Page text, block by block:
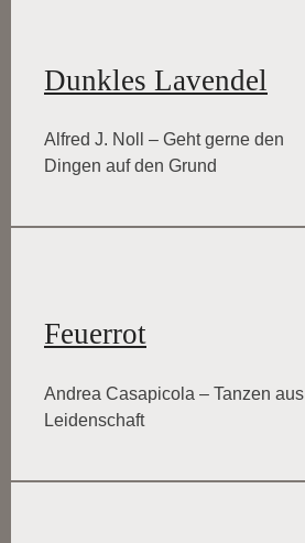
Dunkles Lavendel
Alfred J. Noll – Geht gerne den
Dingen auf den Grund
Feuerrot
Andrea Casapicola – Tanzen aus
Leidenschaft